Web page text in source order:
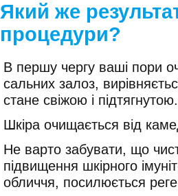
Який же
процедури?
В першу чергу ваші пори
сальних залоз,
стане свіжою і підтягнутою.
Шкіра очищається від
Не варто забувати, що
підвищення шкірного
обличчя, посилюється